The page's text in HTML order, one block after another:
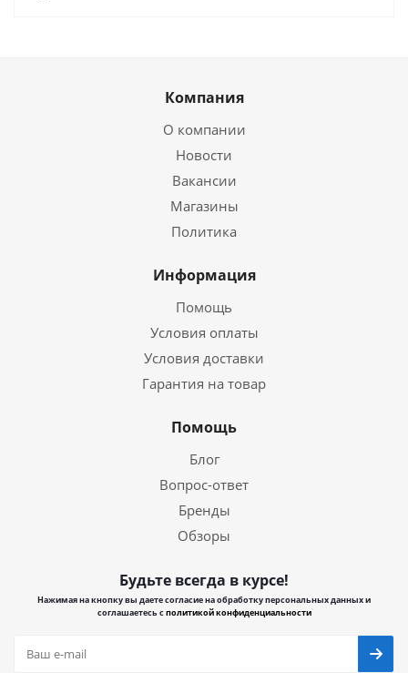
Компания
О компании
Новости
Вакансии
Магазины
Политика
Информация
Помощь
Условия оплаты
Условия доставки
Гарантия на товар
Помощь
Блог
Вопрос-ответ
Бренды
Обзоры
Будьте всегда в курсе!
Нажимая на кнопку вы даете согласие на обработку персональных данных и
соглашаетесь сполитикой конфиденциальности